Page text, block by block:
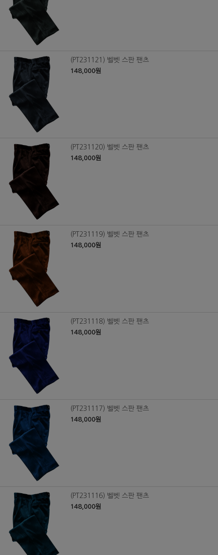
(PT231121) 벨벳 스판 팬츠
148,000원
(PT231120) 벨벳 스판 팬츠
148,000원
(PT231119) 벨벳 스판 팬츠
148,000원
(PT231118) 벨벳 스판 팬츠
148,000원
(PT231117) 벨벳 스판 팬츠
148,000원
(PT231116) 벨벳 스판 팬츠
148,000원